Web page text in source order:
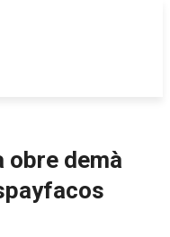
obre demà